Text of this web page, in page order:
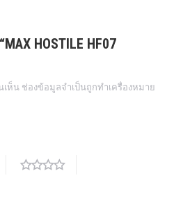
HOSTILE HF07
เห็น ช่องข้อมูลจำเป็นถูกทำเครื่องหมาย